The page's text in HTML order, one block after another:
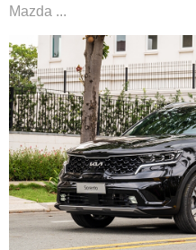
Mazda ...